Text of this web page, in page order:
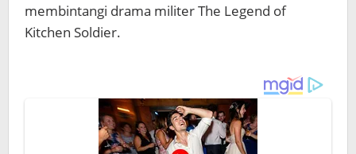
membintangi drama militerThe Legend of
Kitchen Soldier.